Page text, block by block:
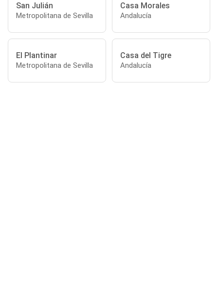
San Julián
Metropolitana de Sevilla
Casa Morales
Andalucía
El Plantinar
Metropolitana de Sevilla
Casa del Tigre
Andalucía